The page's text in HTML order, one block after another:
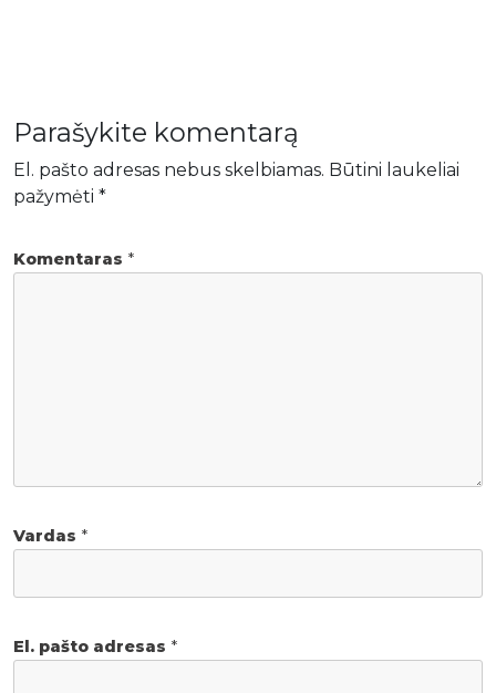
Parašykite komentarą
El. pašto adresas nebus skelbiamas. Būtini laukeliai
pažymėti *
Komentaras *
Vardas *
El. pašto adresas *